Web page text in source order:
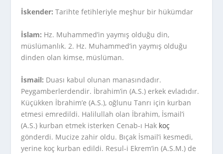
İskender: Tarihte fetihleriyle meşhur bir hükümdar
İslam: Hz. Muhammed’in yaymış olduğu din,
müslümanlık. 2. Hz. Muhammed’in yaymış olduğu
dinden olan kimse, müslüman.
İsmail: Duası kabul olunan manasındadır.
Peygamberlerdendir. İbrahim’in (A.S.) erkek evladıdır.
Küçükken İbrahim’e (A.S.), oğlunu Tanrı için kurban
etmesi emredildi. Halilullah olan İbrahim, İsmail’i
(A.S.) kurban etmek isterken Cenab-ı Hak koç
gönderdi. Mucize zahir oldu. Bıçak İsmail’i kesmedi,
yerine koç kurban edildi. Resul-i Ekrem’in (A.S.M.) de